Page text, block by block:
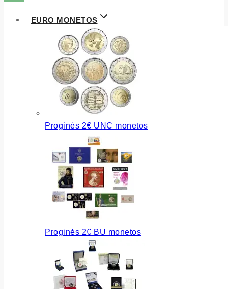
EURO MONETOS
Proginės 2€ UNC monetos
Proginės 2€ BU monetos